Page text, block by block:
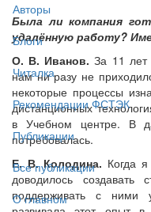
Авторы
Блоги
Читалка
Рекомендации ФСТЭК
Публикации
Все публикации
О главном
Была ли компания
удалённую работу?
О. В. Иванов. За 11 лет
нам ни разу не
некоторые процессы
дистанционных
в Учебном центре. В
потребовалась.
Е. В. Колодина. Когда
доводилось создавать
поддерживать с